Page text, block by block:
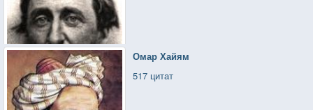
Омар Хайям
517 цитат